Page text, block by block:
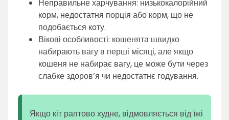
Неправильне харчування: низькокалорійний
корм, недостатня порція або корм, що не
подобається коту.
Вікові особливості: кошенята швидко
набирають вагу в перші місяці, але якщо
кошеня не набирає вагу, це може бути через
слабке здоров’я чи недостатнє годування.
Якщо кіт раптово худне, відмовляється від їжі